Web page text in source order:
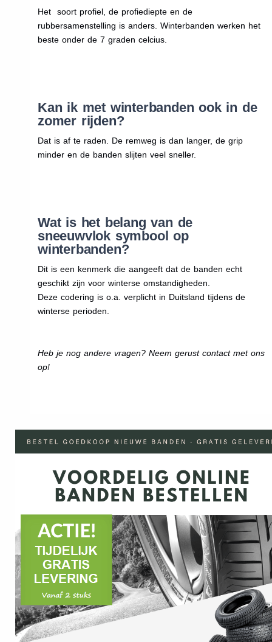
Het soort profiel, de profiediepte en de
rubbersamenstelling is anders. Winterbanden werken het
beste onder de 7 graden celcius.
Kan ik met winterbanden ook in de
zomer rijden?
Dat is af te raden. De remweg is dan langer, de grip
minder en de banden slijten veel sneller.
Wat is het belang van de
sneeuwvlok symbool op
winterbanden?
Dit is een kenmerk die aangeeft dat de banden echt
geschikt zijn voor winterse omstandigheden.
Deze codering is o.a. verplicht in Duitsland tijdens de
winterse perioden.
Heb je nog andere vragen? Neem gerust contact met ons
op!